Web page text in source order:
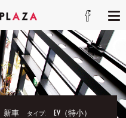
新車 タイプ: EV（特小）